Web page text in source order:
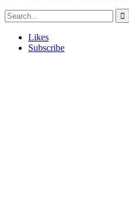
Likes
Subscribe